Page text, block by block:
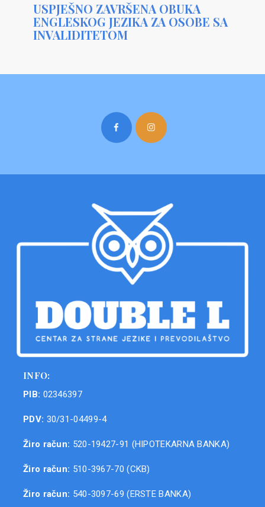
USPJEŠNO ZAVRŠENA OBUKA
ENGLESKOG JEZIKA ZA OSOBE SA
INVALIDITETOM
INFO:
PIB: 02346397
PDV: 30/31-04499-4
Žiro račun: 520-19427-91 (HIPOTEKARNA BANKA)
Žiro račun: 510-3967-70 (CKB)
Žiro račun: 540-3097-69 (ERSTE BANKA)